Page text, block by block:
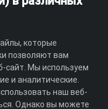
которые
позволяют вам
сайт. Мы используем
и аналитические.
наш веб-
Однако вы можете